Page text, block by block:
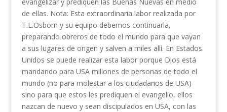
de ellas. Nota: Esta extraordinaria labor realizada por
T.L.Osborn y su equipo debemos continuarla,
preparando obreros de todo el mundo para que vayan
a sus lugares de origen y salven a miles allí. En Estados
Unidos se puede realizar esta labor porque Dios está
mandando para USA millones de personas de todo el
mundo (no para molestar a los ciudadanos de USA)
sino para que estos les prediquen el evangelio, ellos
nazcan de nuevo y sean discipulados en USA, con las